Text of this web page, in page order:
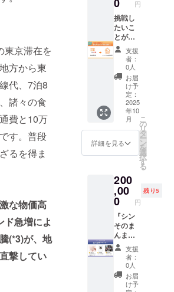
東京滞在を
方から東
代、7泊8
諸々の食
費と10万
す。普段
るを得ま
な物価高
ド急増によ
(*3)が、地
撃してい
定次第
メール
にてご
連絡い
たしま
す。 ※
お礼
メッ
セージ
はメー
ルにて
お届け
いたし
ます。
※送付時
期が変
更とな
は事前
に連絡
させて
いただ
きます
ので、
ご了承
くださ
い。
る若者
の “リア
ル” が
ぎゅっ
と詰
まった
一冊
（PDF
）で
す。 ※
滞在し
た若者
のう
ち、希
募り相
談を実
す。感
想メッ
セージ
の送付
時期
は、確
定次第
メール
にてご
連絡い
たしま
す。 ※
お礼
いで上
京して
きたの
か。
2025年
10月ま
での支
援をも
とに、
データ
とイン
ビュー
ポート
をお届
を生き
る若者
の “リア
ル” が
ぎゅっ
と詰
まった
一冊
（PDF
）で
す。 ※
お話し
択に
迷って
いる ▽
活動報
告レ
ポート
につい
て 『シ
ン その
まんま
荘』に
滞在し
た若者
たち
の年齢
や出身
いで上
京して
きたの
か。
2025年
10月ま
での支
援をも
とに、
データ
とイン
リター
ン内容
・復活
祭への
参加招
待券（1
名様）
・【限
定デザ
イン】
ロゴ入
り手拭
い（1
個） ▽
ン・そ
のまん
ま荘 開
2025年
9月中旬
予定 ▽
『三叉
灯』の
プロ
フィー
ル 三叉
は終わ
らせま
せん。
この日
を新た
な出発
点とし
て、出
会いと
可能性
が広が
る“祭
り”にし
ていき
ましょ
下北沢
のカ
フェ&
ギャラ
リー
『三叉
灯』と
のコラ
ボによ
る手拭
い・手
作りロ
会場を
盛り上
げてく
れる運
営メン
バーを5
名限定
で募集
しま
す！ な
んと…
運営メ
ンバー
限定
で、
【限定
作りロ
ングT
シャ
ツ】を
お渡
し！ 東
京・下
北沢の
カフェ
＆ギャ
ラリー
『三叉
して、
若者た
ちの出
会いや
成長の
場とな
るよ
う、
『シン
そのま
んま
荘』を
創って
いきま
す。 こ
ちらの
で、シ
ン その
まんま
荘に滞
在した
若者が
累計30
名に達
した
際、そ
の記念
と感謝
0 円
挑戦し
たいこ
とがあ
るけ
ど、1人
じゃ不
安…そ
んな若
者たち
に、最
初の一
歩を踏
み出す
きっか
けを届
『シン
そのま
んま
荘』
は、そ
んな若
者たち
が、仲
間や大
人と共
に自分
の可能
支援
者：
0人
お届
け予
定：
2025
年10
月
詳細を見る
こ
の
リ
タ
ー
ン
を
選
択
す
る
200
,00
0 円
残り5
『シン
そのま
んま
荘』
は、若
者が自
分らし
く挑戦
支援
者：
0人
お届
け予